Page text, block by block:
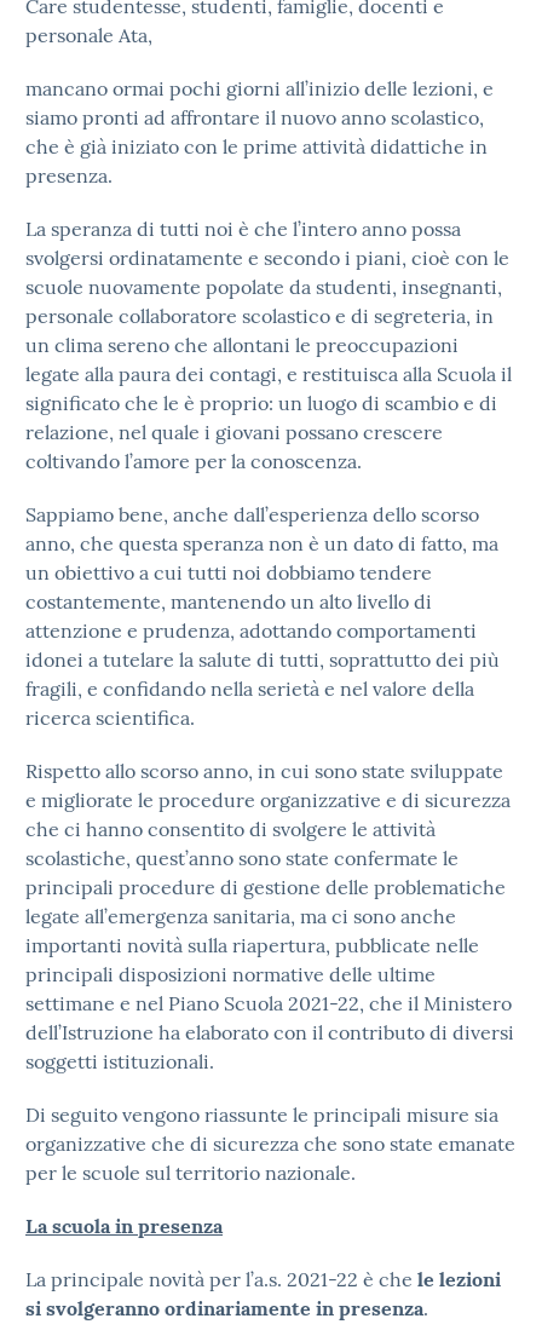
Care studentesse, studenti, famiglie, docenti e
personale Ata,
mancano ormai pochi giorni all’inizio delle lezioni, e
siamo pronti ad affrontare il nuovo anno scolastico,
che è già iniziato con le prime attività didattiche in
presenza.
La speranza di tutti noi è che l’intero anno possa
svolgersi ordinatamente e secondo i piani, cioè con le
scuole nuovamente popolate da studenti, insegnanti,
personale collaboratore scolastico e di segreteria, in
un clima sereno che allontani le preoccupazioni
legate alla paura dei contagi, e restituisca alla Scuola il
significato che le è proprio: un luogo di scambio e di
relazione, nel quale i giovani possano crescere
coltivando l’amore per la conoscenza.
Sappiamo bene, anche dall’esperienza dello scorso
anno, che questa speranza non è un dato di fatto, ma
un obiettivo a cui tutti noi dobbiamo tendere
costantemente, mantenendo un alto livello di
attenzione e prudenza, adottando comportamenti
idonei a tutelare la salute di tutti, soprattutto dei più
fragili, e confidando nella serietà e nel valore della
ricerca scientifica.
Rispetto allo scorso anno, in cui sono state sviluppate
e migliorate le procedure organizzative e di sicurezza
che ci hanno consentito di svolgere le attività
scolastiche, quest’anno sono state confermate le
principali procedure di gestione delle problematiche
legate all’emergenza sanitaria, ma ci sono anche
importanti novità sulla riapertura, pubblicate nelle
principali disposizioni normative delle ultime
settimane e nel Piano Scuola 2021-22, che il Ministero
dell’Istruzione ha elaborato con il contributo di diversi
soggetti istituzionali.
Di seguito vengono riassunte le principali misure sia
organizzative che di sicurezza che sono state emanate
per le scuole sul territorio nazionale.
La scuola in presenza
La principale novità per l’a.s. 2021-22 è che le lezioni
si svolgeranno ordinariamente in presenza.